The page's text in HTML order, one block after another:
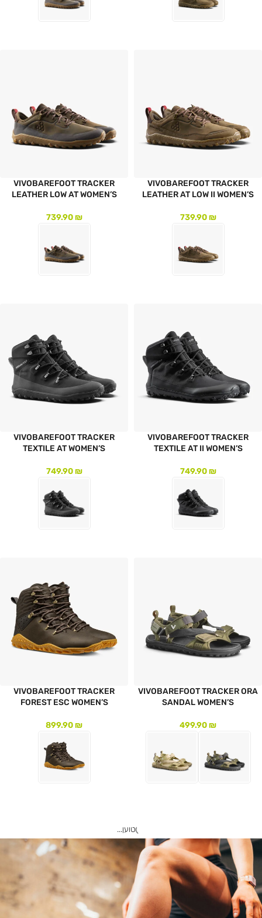
VIVOBAREFOOT TRACKER
LEATHER AT LOW II WOMEN’S
739.90₪
VIVOBAREFOOT TRACKER
LEATHER LOW AT WOMEN’S
739.90₪
VIVOBAREFOOT TRACKER
TEXTILE AT II WOMEN’S
749.90₪
VIVOBAREFOOT TRACKER
TEXTILE AT WOMEN’S
749.90₪
VIVOBAREFOOT TRACKER ORA
SANDAL WOMEN’S
499.90₪
VIVOBAREFOOT TRACKER
FOREST ESC WOMEN’S
899.90₪